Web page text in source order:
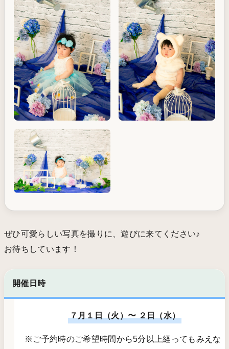
ぜひ可愛らしい写真を撮りに、遊びに来てください♪
お待ちしています！
開催日時
７月１日（火）〜 ２日（水）
※ご予約時のご希望時間から5分以上経ってもみえな